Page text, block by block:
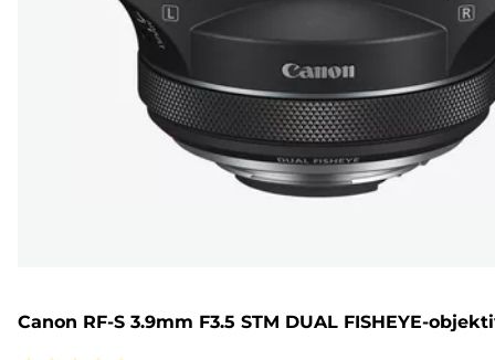
Canon RF-S 3.9mm F3.5 STM DUAL FISHEYE-